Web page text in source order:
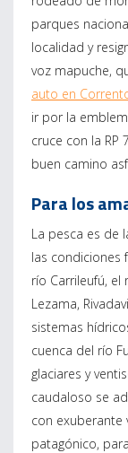
parques
localidad y
voz mapuche,
auto en
ir por la
cruce con la RP
buen camino
Para los
La pesca es de
las condiciones
río Carrileufú, el
Lezama,
sistemas
cuenca del río
glaciares y
caudaloso se
con exuberante
patagónico,